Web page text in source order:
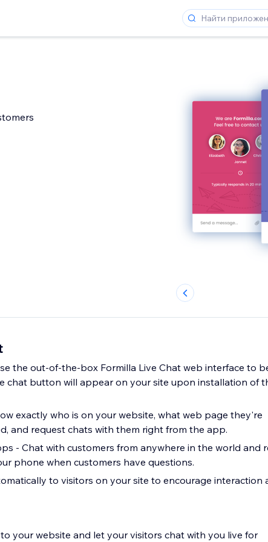
the out-of-the-box Formilla Live Chat web interface to
chat button will appear on your site upon installation of
exactly who is on your website, what web page they're
and request chats with them right from the app.
- Chat with customers from anywhere in the world and
phone when customers have questions.
to visitors on your site to encourage interaction
your website and let your visitors chat with you live for